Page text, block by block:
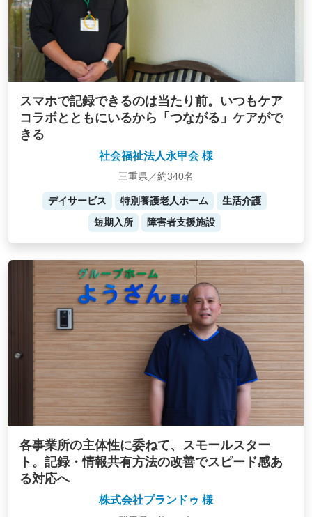
スマホで記録できるのは当たり前。いつもケア
コラボとともにいるから「つながる」ケアがで
きる
社会福祉法人永甲会 様
三重県／約340名
デイサービス 特別養護老人ホーム
生活介護
短期入所
障害者支援施設
各事業所の主体性に委ねて、スモールスター
ト。記録・情報共有方法の改善でスピード感あ
る対応へ
株式会社プランドゥ 様